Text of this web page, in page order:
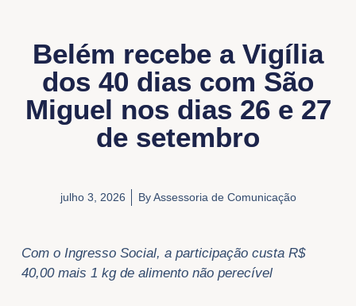
Belém recebe a Vigília
dos 40 dias com São
Miguel nos dias 26 e 27
de setembro
julho 3, 2026 ByAssessoria de Comunicação
Com o Ingresso Social, a participação custa R$
40,00 mais 1 kg de alimento não perecível